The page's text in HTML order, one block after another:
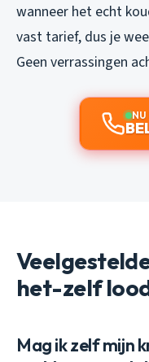
wanneer het echt
vast tarief, dus je
Geen verrassingen
NU
het-zelf
Mag ik zelf mijn